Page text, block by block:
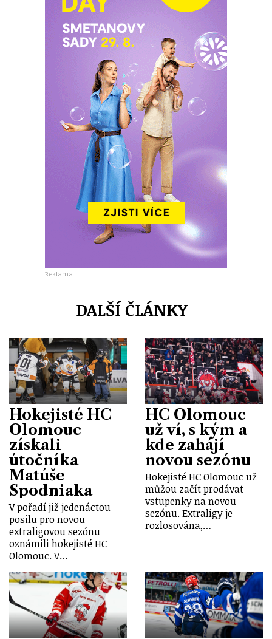
Reklama
DALŠÍ ČLÁNKY
Hokejisté HC
Olomouc
získali
útočníka
Matúše
Spodniaka
V pořadí již jedenáctou
posilu pro novou
extraligovou sezónu
oznámili hokejisté HC
Olomouc. V…
HC Olomouc
už ví, s kým a
kde zahájí
novou sezónu
Hokejisté HC Olomouc už
můžou začít prodávat
vstupenky na novou
sezónu. Extraligy je
rozlosována,…